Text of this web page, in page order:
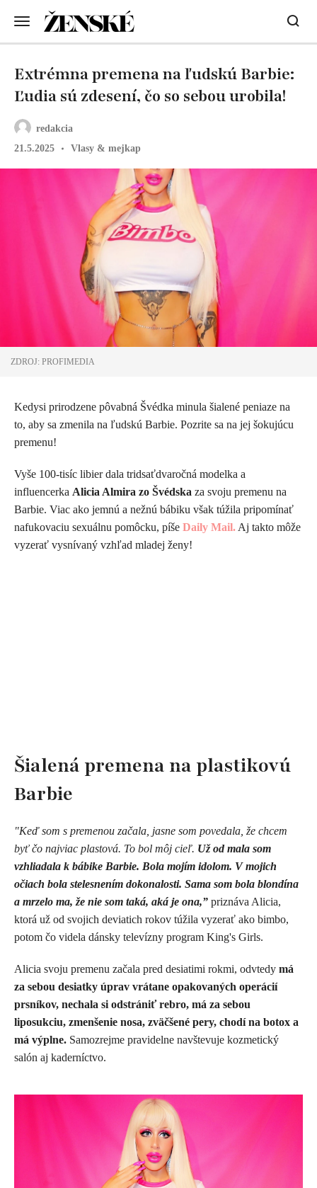
redakcia
21.5.2025
Vlasy & mejkap
Extrémna premena na ľudskú Barbie:
Ľudia sú zdesení, čo so sebou urobila!
ZDROJ: PROFIMEDIA
Kedysi prirodzene pôvabná Švédka minula šialené peniaze na
to, aby sa zmenila na ľudskú Barbie. Pozrite sa na jej šokujúcu
premenu!
Vyše 100-tisíc libier dala tridsaťdvaročná modelka a
influencerka Alicia Almira zo Švédska za svoju premenu na
Barbie. Viac ako jemnú a nežnú bábiku však túžila pripomínať
nafukovaciu sexuálnu pomôcku, píše Daily Mail. Aj takto môže
vyzerať vysnívaný vzhľad mladej ženy!
Šialená premena na plastikovú
Barbie
"Keď som s premenou začala, jasne som povedala, že chcem
byť čo najviac plastová. To bol môj cieľ. Už od mala som
vzhliadala k bábike Barbie. Bola mojím idolom. V mojich
očiach bola stelesnením dokonalosti. Sama som bola blondína
a mrzelo ma, že nie som taká, aká je ona,” priznáva Alicia,
ktorá už od svojich deviatich rokov túžila vyzerať ako bimbo,
potom čo videla dánsky televízny program King's Girls.
Alicia svoju premenu začala pred desiatimi rokmi, odvtedy má
za sebou desiatky úprav vrátane opakovaných operácií
prsníkov, nechala si odstrániť rebro, má za sebou
liposukciu, zmenšenie nosa, zväčšené pery, chodí na botox a
má výplne. Samozrejme pravidelne navštevuje kozmetický
salón aj kaderníctvo.